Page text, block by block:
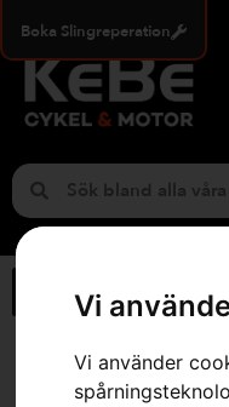
Vi
Vi använder
Boka Slingreperation
» Webbutik